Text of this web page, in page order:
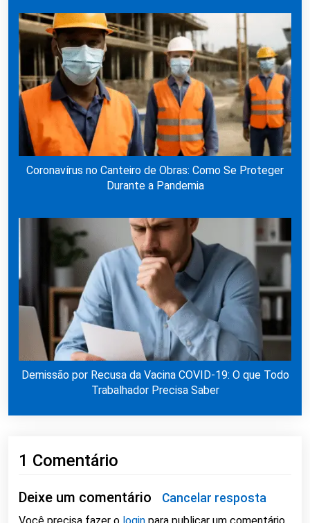
Coronavírus no Canteiro de Obras: Como Se Proteger
Durante a Pandemia
Demissão por Recusa da Vacina COVID-19: O que Todo
Trabalhador Precisa Saber
1 Comentário
Deixe um comentário Cancelar resposta
Você precisa fazer o login para publicar um comentário.